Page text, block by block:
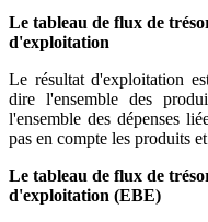
Le tableau de flux de
d'exploitation
Le résultat d'exploitation
dire l'ensemble des
l'ensemble des dépenses
pas en compte les produits
Le tableau de flux de
d'exploitation (EBE)